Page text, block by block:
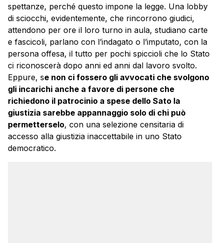
spettanze, perché questo impone la legge. Una lobby
di sciocchi, evidentemente, che rincorrono giudici,
attendono per ore il loro turno in aula, studiano carte
e fascicoli, parlano con l’indagato o l’imputato, con la
persona offesa, il tutto per pochi spiccioli che lo Stato
ci riconoscerà dopo anni ed anni dal lavoro svolto.
Eppure, se non ci fossero gli avvocati che svolgono
gli incarichi anche a favore di persone che
richiedono il patrocinio a spese dello Sato la
giustizia sarebbe appannaggio solo di chi può
permetterselo, con una selezione censitaria di
accesso alla giustizia inaccettabile in uno Stato
democratico.